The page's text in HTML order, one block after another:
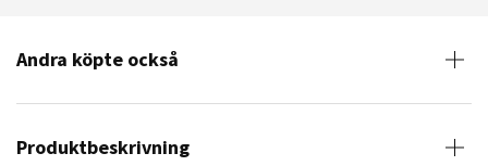
Andra köpte också
Produktbeskrivning